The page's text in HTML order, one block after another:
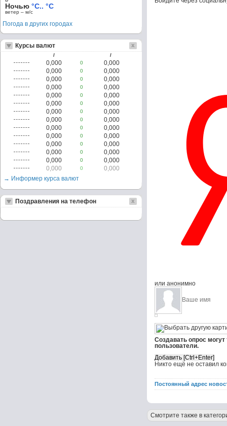
или анонимно
Создавать опрос
пользователи.
Никто ещё не оставил
Постоянный адрес
Смотрите также в
Ночью °C.. °C
ветер – м/c
Погода в других городах
Курсы валют
/ /
0,000 0
0,000
0,000
0
0,000
0,000
0
0,000
0,000
0
0,000
0,000
0
0,000
0,000
0
0,000
0,000
0
0,000
0,000
0
0,000
0,000
0
0,000
0,000
0
0,000
0,000
0
0,000
0,000
0
0,000
0,000
0
0,000
0,000
0
0,000
→ Информер курса валют
Поздравления на телефон